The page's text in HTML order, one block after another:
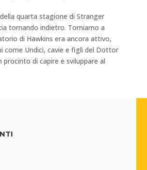
quarta stagione di Stranger
tornando indietro. Torniamo a
di Hawkins era ancora attivo,
come Undici, cavie e figli del Dottor
di capire e sviluppare al